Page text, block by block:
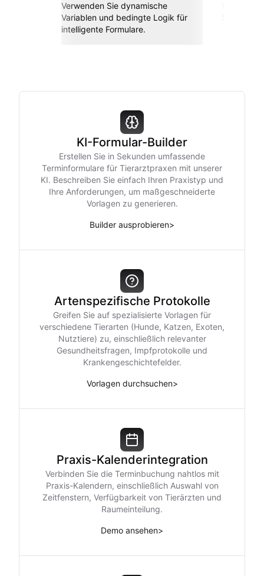
Verwenden Sie dynamische
Variablen und bedingte Logik für
intelligente Formulare.
KI-Formular-Builder
Erstellen Sie in Sekunden umfassende
Terminformulare für Tierarztpraxen mit unserer
KI. Beschreiben Sie einfach Ihren Praxistyp und
Ihre Anforderungen, um maßgeschneiderte
Vorlagen zu generieren.
Builder ausprobieren>
Arten­spezifische Protokolle
Greifen Sie auf spezialisierte Vorlagen für
verschiedene Tierarten (Hunde, Katzen, Exoten,
Nutztiere) zu, einschließlich relevanter
Gesundheitsfragen, Impfprotokolle und
Krankengeschichtefelder.
Vorlagen durchsuchen>
Praxis-Kalenderintegration
Verbinden Sie die Termin­buchung nahtlos mit
Praxis-Kalendern, einschließlich Auswahl von
Zeitfenstern, Verfügbarkeit von Tierärzten und
Raumeinteilung.
Demo ansehen>